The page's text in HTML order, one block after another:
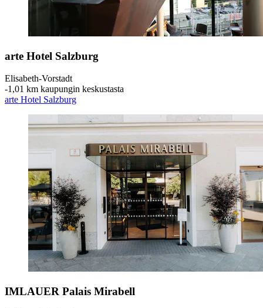
arte Hotel Salzburg
Elisabeth-Vorstadt
‐1,01 km kaupungin keskustasta
arte Hotel Salzburg
IMLAUER Palais Mirabell